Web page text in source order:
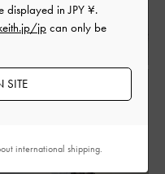
displayed inJPY ¥.
jpcan only be
SITE
international shipping.